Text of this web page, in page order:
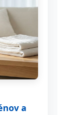
a